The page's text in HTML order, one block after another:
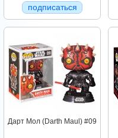
подписаться
Дарт Мол (Darth Maul) #09